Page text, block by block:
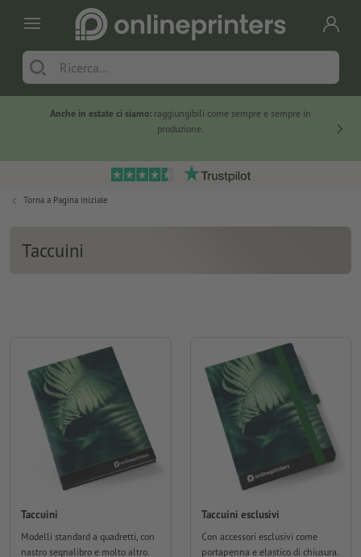
Anche in estate ci siamo: raggiungibili come sempre e sempre in
produzione.
Torna a Pagina iniziale
Taccuini
Taccuini
Modelli standard a quadretti, con
nastro segnalibro e molto altro.
Taccuini esclusivi
Con accessori esclusivi come
portapenna e elastico di chiusura.